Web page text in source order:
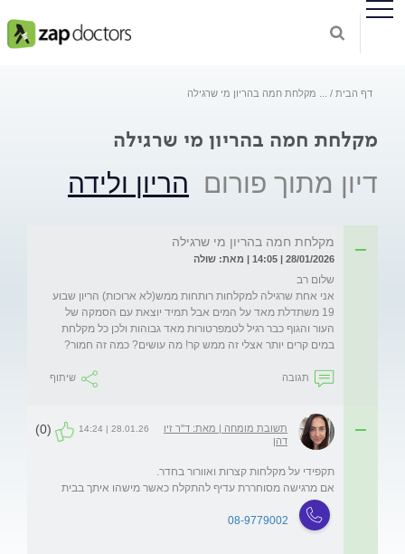
דף הבית מקלחת חמה בהריון מי שרגילה
מקלחת חמה בהריון מי שרגילה
דיון מתוך פורום הריון ולידה
מקלחת חמה בהריון מי שרגילה
28/01/2026 | 14:05 | מאת: שולה
אני אחת שרגילה למקלחות רותחות ממש(לא ארוכות) הריון שבוע
19 משתדלת מאד על המים אבל תמיד יוצאת עם הסמקה של
העור והגוף כבר רגיל לטמפרטורות מאד גבוהות ולכן כל מקלחת
במים קרים יותר אצלי זה ממש קר! מה עושים? כמה זה חמור?
תגובה שיתוף
תשובת מומחה | מאת: ד"ר זיו
דהן
28.01.26 | 14:24
(0)
אם מרגישה מסוחררת עדיף להתקלח כאשר מישהו איתך בבית
08-9779002